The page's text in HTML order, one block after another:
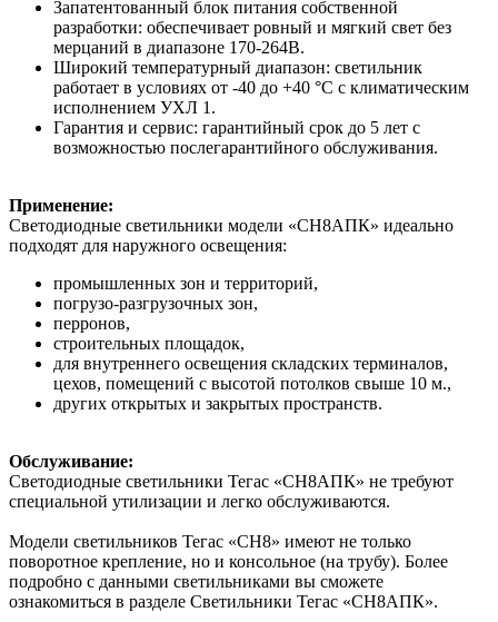
Запатентованный блок питания собственной
разработки: обеспечивает ровный и мягкий свет без
мерцаний в диапазоне 170-264В.
Широкий температурный диапазон: светильник
работает в условиях от -40 до +40 °C с климатическим
исполнением УХЛ 1.
Гарантия и сервис: гарантийный срок до 5 лет с
возможностью послегарантийного обслуживания.
Применение:
Светодиодные светильники модели «СН8АПК» идеально
подходят для наружного освещения:
промышленных зон и территорий,
погрузо-разгрузочных зон,
перронов,
строительных площадок,
для внутреннего освещения складских терминалов,
цехов, помещений с высотой потолков свыше 10 м.,
других открытых и закрытых пространств.
Обслуживание:
Светодиодные светильники Тегас «СН8АПК» не требуют
специальной утилизации и легко обслуживаются.
Модели светильников Тегас «СН8» имеют не только
поворотное крепление, но и консольное (на трубу). Более
подробно с данными светильниками вы сможете
ознакомиться в разделе Светильники Тегас «СН8АПК».